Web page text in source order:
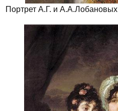
Портрет А.Г. и А.А.Лобановых